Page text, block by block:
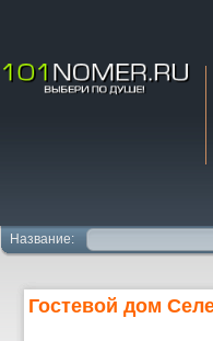
Название:
Гостевой дом